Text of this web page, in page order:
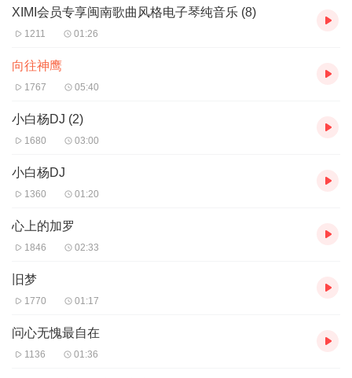
XIMI会员专享闽南歌曲风格电子琴纯音乐 (8)
1211 01:26
向往神鹰
1767 05:40
小白杨DJ (2)
1680 03:00
小白杨DJ
1360 01:20
心上的加罗
1846 02:33
旧梦
1770 01:17
问心无愧最自在
1136 01:36